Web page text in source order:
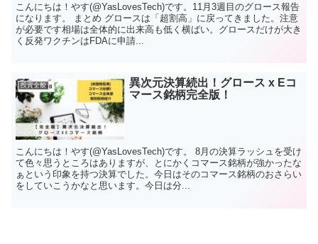
こんにちは！やす(@YasLovesTech)です。11月3週目のグロース報告
になります。 まとめ グロースは「超割高」に戻ってきました。注意
が必要です相場は全体的に出来高も低く横ばい。グロースだけが大き
く反発ワクチンはFDAに申請...
投資全般
異次元決算続出！グロース x Eコ
マース銘柄完全版！
こんにちは！やす(@YasLovesTech)です。 8月の決算ラッシュを受け
て色々思うところはありますが、とにかくコマース銘柄が強かったな
ぁという印象を持つ決算でした。今日はそのコマース銘柄のおさらい
をしていこうかなと思います。今日は分...